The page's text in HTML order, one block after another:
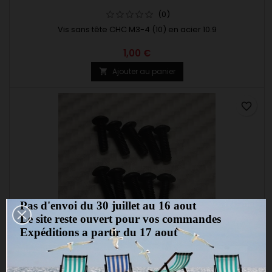
(0)
Vis sans tête CHC M3-4 (10) en acier 10.9
1,00 €
 Ajouter au panier
MARQUE:MINI MECA RC
favorite_border
Pas d'envoi du 30 juillet au 16 aout
Le site reste ouvert pour vos commandes
Expéditions a partir du 17 aout